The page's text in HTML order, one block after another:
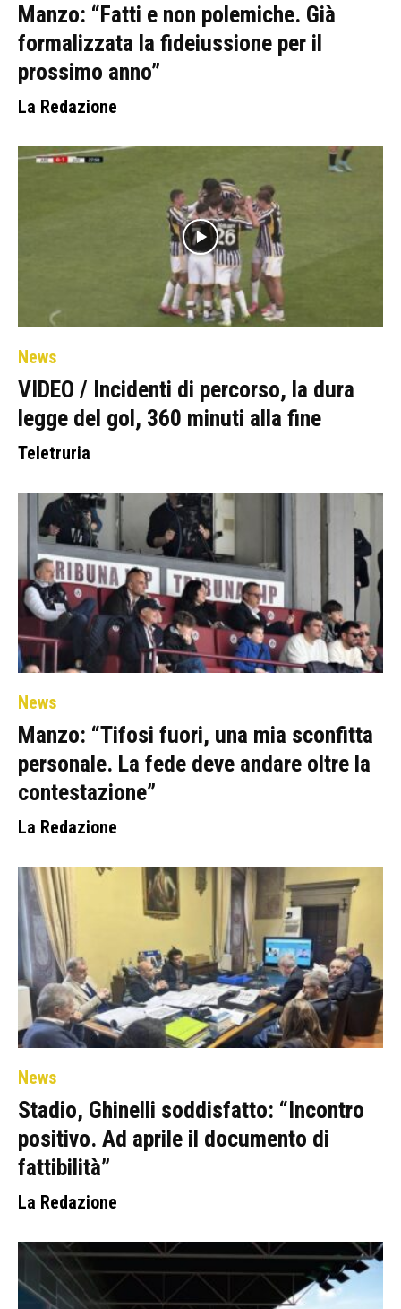
Manzo: “Fatti e non polemiche. Già
formalizzata la fideiussione per il
prossimo anno”
La Redazione
News
VIDEO / Incidenti di percorso, la dura
legge del gol, 360 minuti alla fine
Teletruria
News
Manzo: “Tifosi fuori, una mia sconfitta
personale. La fede deve andare oltre la
contestazione”
La Redazione
News
Stadio, Ghinelli soddisfatto: “Incontro
positivo. Ad aprile il documento di
fattibilità”
La Redazione